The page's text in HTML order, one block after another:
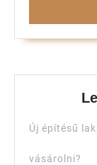
Új építésű
vásárolni?